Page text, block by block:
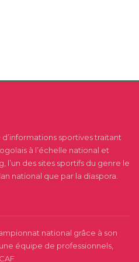
sportives traitant
à l’échelle national et
des sites sportifs du genre le
national que par la diaspora.
national grâce à son
équipe de professionnels,